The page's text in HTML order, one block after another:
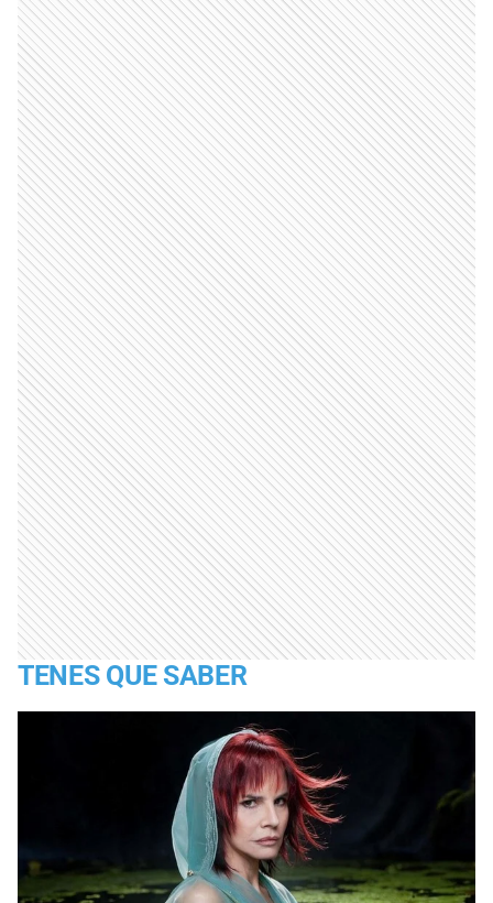
TENES QUE SABER